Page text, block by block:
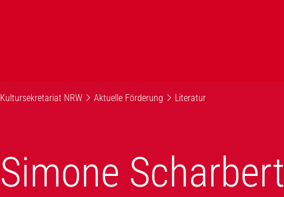
Kultursekretariat NRW Aktuelle Förderung Literatur
Simone Scharbert